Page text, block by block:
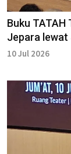
Buku TATAH
Jepara lewat
10 Jul 2026